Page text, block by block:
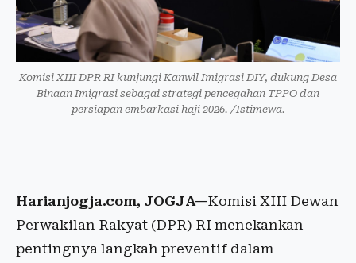
Komisi XIII DPR RI kunjungi Kanwil Imigrasi DIY, dukung Desa
Binaan Imigrasi sebagai strategi pencegahan TPPO dan
persiapan embarkasi haji 2026. /Istimewa.
Harianjogja.com, JOGJA—Komisi XIII Dewan
Perwakilan Rakyat (DPR) RI menekankan
pentingnya langkah preventif dalam